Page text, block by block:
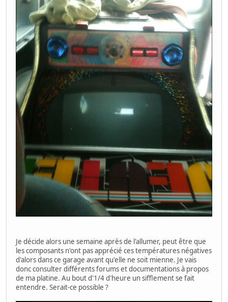
Je décide alors une semaine après de l'allumer, peut être que
les composants n'ont pas apprécié ces températures négatives
d'alors dans ce garage avant qu'elle ne soit mienne. Je vais
donc consulter différents forums et documentations à propos
de ma platine. Au bout d'1/4 d'heure un sifflement se fait
entendre. Serait-ce possible ?